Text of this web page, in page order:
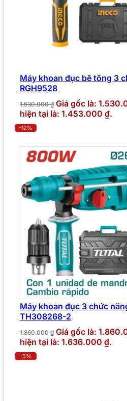
Máy khoan đục bê tông 3
RGH9528
1.530.000₫ Giá gốc là:
hiện tại là: 1.453.000 ₫.
-12%
Máy khoan đục 3 chức
TH308268-2
1.860.000₫ Giá gốc là:
hiện tại là: 1.636.000 ₫.
-5%